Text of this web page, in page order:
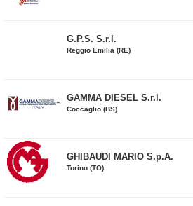
G.P.S. S.r.l.
Reggio Emilia (RE)
GAMMA DIESEL S.r.l.
Coccaglio (BS)
GHIBAUDI MARIO S.p.A.
Torino (TO)